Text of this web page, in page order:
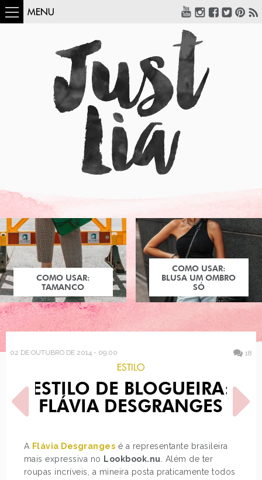
MENU
COMO USAR:
BLUSA UM OMBRO
SÓ
02 DE OUTUBRO DE 2014 - 09:00 18
ESTILO
ESTILO DE BLOGUEIRA:
FLÁVIA DESGRANGES
A Flávia Desgranges é a representante brasileira
mais expressiva no Lookbook.nu . Além de ter
roupas incríveis, a mineira posta praticamente todos
POST ANTERIOR
COMO USAR: ESTILO
PRÓXIMO POST
LOOK DO DIA: FLORAL